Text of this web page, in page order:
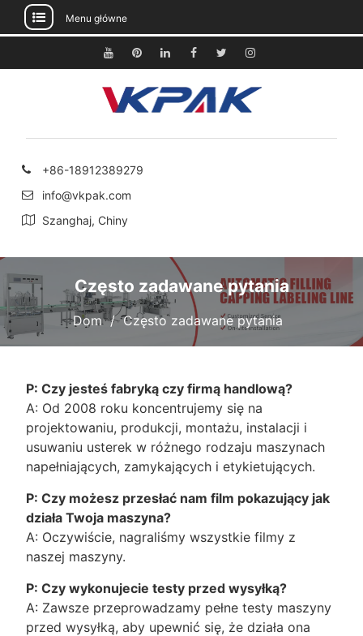
do
Menu główne
YoutubePinterestLinkedinFacebook
ŚwiergotInstagram
+86-18912389279
info@vkpak.com
Szanghaj, Chiny
Często zadawane pytania
Dom Często zadawane pytania
P: Czy jesteś fabryką czy firmą handlową?
A: Od 2008 roku koncentrujemy się na
projektowaniu, produkcji, montażu, instalacji i
usuwaniu usterek w różnego rodzaju maszynach
napełniających, zamykających i etykietujących.
P: Czy możesz przesłać nam film pokazujący jak
działa Twoja maszyna?
A: Oczywiście, nagraliśmy wszystkie filmy z
naszej maszyny.
P: Czy wykonujecie testy przed wysyłką?
A: Zawsze przeprowadzamy pełne testy maszyny
przed wysyłką, aby upewnić się, że działa ona